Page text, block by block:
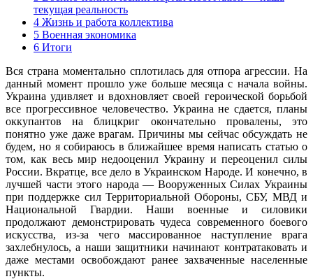
текущая реальность
4 Жизнь и работа коллектива
5 Военная экономика
6 Итоги
Вся страна моментально сплотилась для отпора агрессии. На
данный момент прошло уже больше месяца с начала войны.
Украина удивляет и вдохновляет своей героической борьбой
все прогрессивное человечество. Украина не сдается, планы
оккупантов на блицкриг окончательно провалены, это
понятно уже даже врагам. Причины мы сейчас обсуждать не
будем, но я собираюсь в ближайшее время написать статью о
том, как весь мир недооценил Украину и переоценил силы
России. Вкратце, все дело в Украинском Народе. И конечно, в
лучшей части этого народа — Вооруженных Силах Украины
при поддержке сил Территориальной Обороны, СБУ, МВД и
Национальной Гвардии. Наши военные и силовики
продолжают демонстрировать чудеса современного боевого
искусства, из-за чего массированное наступление врага
захлебнулось, а наши защитники начинают контратаковать и
даже местами освобождают ранее захваченные населенные
пункты.